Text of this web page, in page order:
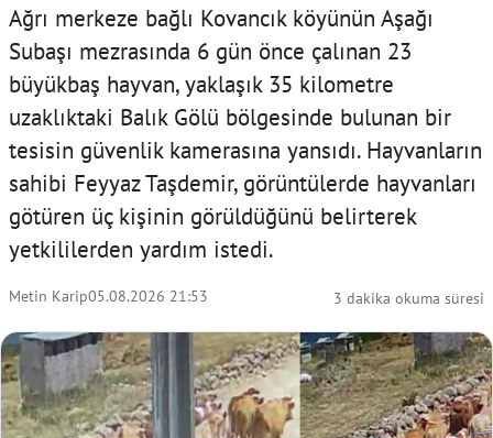
Ağrı merkeze bağlı Kovancık köyünün Aşağı
Subaşı mezrasında 6 gün önce çalınan 23
büyükbaş hayvan, yaklaşık 35 kilometre
uzaklıktaki Balık Gölü bölgesinde bulunan bir
tesisin güvenlik kamerasına yansıdı. Hayvanların
sahibi Feyyaz Taşdemir, görüntülerde hayvanları
götüren üç kişinin görüldüğünü belirterek
yetkililerden yardım istedi.
Metin Karip05.08.2026 21:53 3 dakika okuma süresi